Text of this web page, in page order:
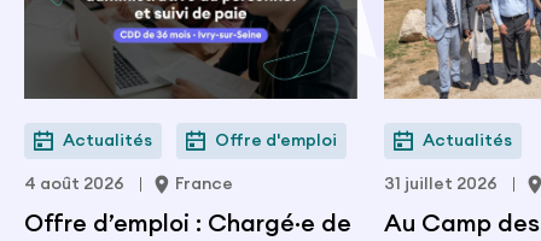
Actualités Offre d'emploi
4 août 2026 France
Offre d’emploi : Chargé·e de
Actualités
31 juillet 2026
Au Camp